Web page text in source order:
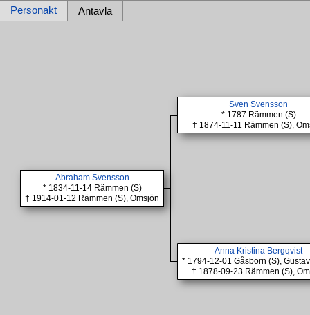
Personakt Antavla
Abraham Svensson
* 1834-11-14 Rämmen (S)
† 1914-01-12 Rämmen (S), Omsjön
Sven Svensson
* 1787 Rämmen (S)
† 1874-11-11 Rämmen (S),
Anna Kristina Bergqvist
* 1794-12-01 Gåsborn (S),
† 1878-09-23 Rämmen (S),